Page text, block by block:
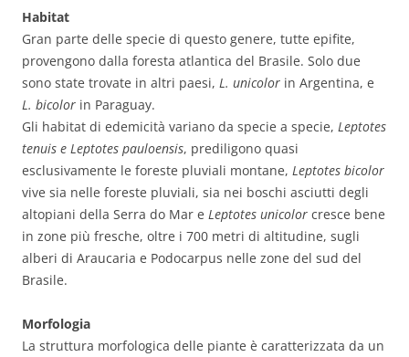
Habitat
Gran parte delle specie di questo genere, tutte epifite,
provengono dalla foresta atlantica del Brasile. Solo due
sono state trovate in altri paesi, L. unicolor in Argentina, e
L. bicolor in Paraguay.
Gli habitat di edemicità variano da specie a specie, Leptotes
tenuis e Leptotes pauloensis, prediligono quasi
esclusivamente le foreste pluviali montane, Leptotes bicolor
vive sia nelle foreste pluviali, sia nei boschi asciutti degli
altopiani della Serra do Mar e Leptotes unicolor cresce bene
in zone più fresche, oltre i 700 metri di altitudine, sugli
alberi di Araucaria e Podocarpus nelle zone del sud del
Brasile.
Morfologia
La struttura morfologica delle piante è caratterizzata da un